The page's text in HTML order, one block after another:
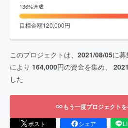
136%達成
目標金額120,000円
このプロジェクトは、 2021/08/05に募
により 164,000円の資金を集め、
した
もう一度プロジェクト
ポスト シェア